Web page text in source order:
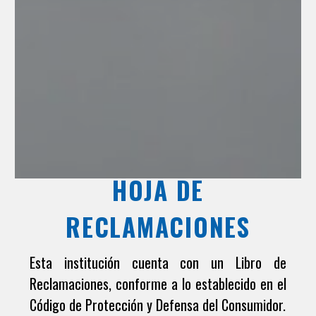
HOJA DE
RECLAMACIONES
Esta institución cuenta con un Libro de
Reclamaciones, conforme a lo establecido en el
Código de Protección y Defensa del Consumidor.